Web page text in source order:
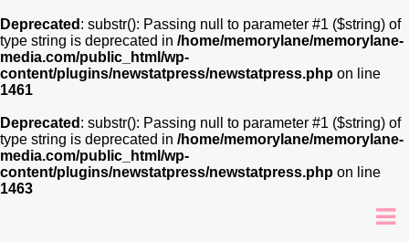
Deprecated : substr(): Passing null to parameter #1 ($string) of
type string is deprecated in /home/memorylane/memorylane-
media.com/public_html/wp-
content/plugins/newstatpress/newstatpress.php on line
1461
Deprecated : substr(): Passing null to parameter #1 ($string) of
type string is deprecated in /home/memorylane/memorylane-
media.com/public_html/wp-
content/plugins/newstatpress/newstatpress.php on line
1463